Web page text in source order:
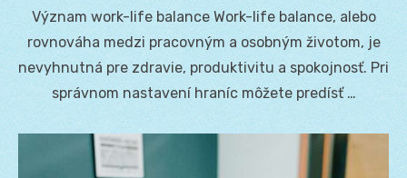
Význam work-life balance Work-life balance, alebo
rovnováha medzi pracovným a osobným životom, je
nevyhnutná pre zdravie, produktivitu a spokojnosť. Pri
správnom nastavení hraníc môžete predísť …